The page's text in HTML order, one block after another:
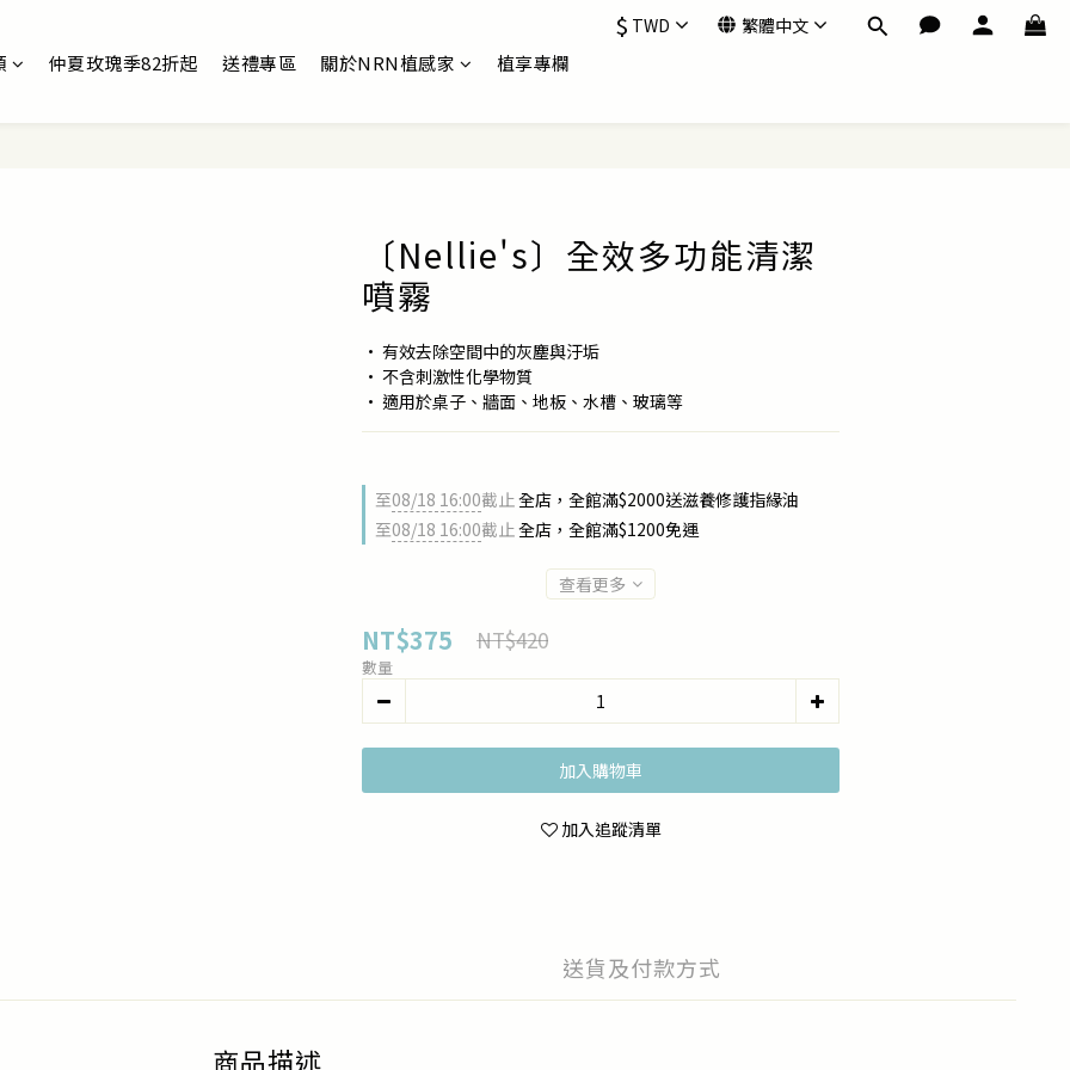
$ TWD 繁體中文
仲夏玫瑰季82折起 送禮專區 關於NRN植感家 植享專欄
〔Nellie's〕全效多功能清潔
噴霧
• 有效去除空間中的灰塵與汙垢
• 不含刺激性化學物質
• 適用於桌子、牆面、地板、水槽、玻璃等
至08/18 16:00截止全店，全館滿$2000送滋養修護指緣油
至08/18 16:00截止全店，全館滿$1200免運
查看更多
NT$375 NT$420
數量
加入購物車
加入追蹤清單
送貨及付款方式
商品描述